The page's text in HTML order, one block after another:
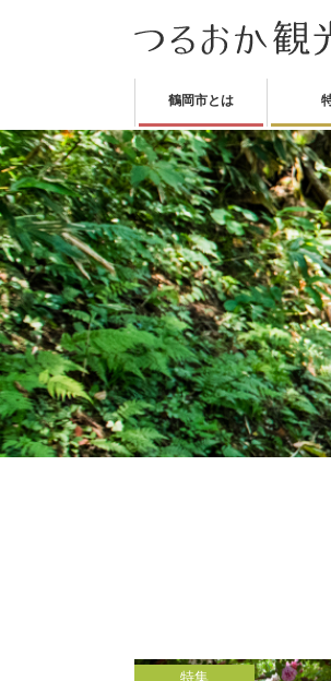
鶴岡市とは
特集